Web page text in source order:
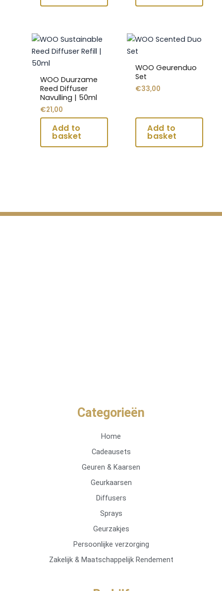
gekozen
de
productpagina
gekozen
de
productpagina
WOO Duurzame
Reed Diffuser
Navulling | 50ml
€21,00
Dit
product
heeft
meerdere
variaties.
Deze
optie
kan
gekozen
worden
WOO Geurenduo
Set
€33,00
Dit
product
heeft
meerdere
variaties.
kan
gekozen
worden
Categorieën
Home
Cadeausets
Geuren & Kaarsen
Geurkaarsen
Diffusers
Sprays
Geurzakjes
Persoonlijke verzorging
Zakelijk & Maatschappelijk Rendement